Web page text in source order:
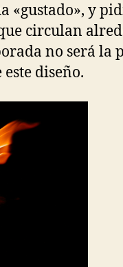
«gustado», y
circulan
no será la
diseño.